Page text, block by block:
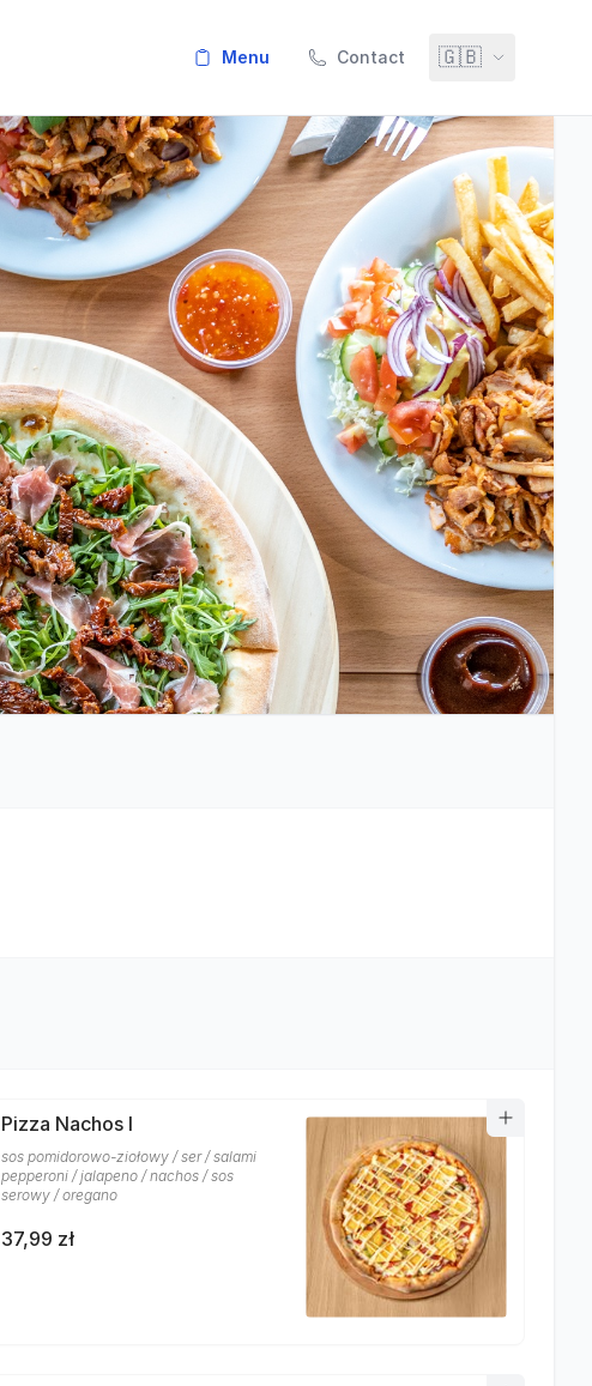
menu Contact 🇬🇧
Pizza Nachos I
sos pomidorowo-ziołowy / ser / salami
pepperoni / jalapeno / nachos / sos
serowy / oregano
37,99 zł